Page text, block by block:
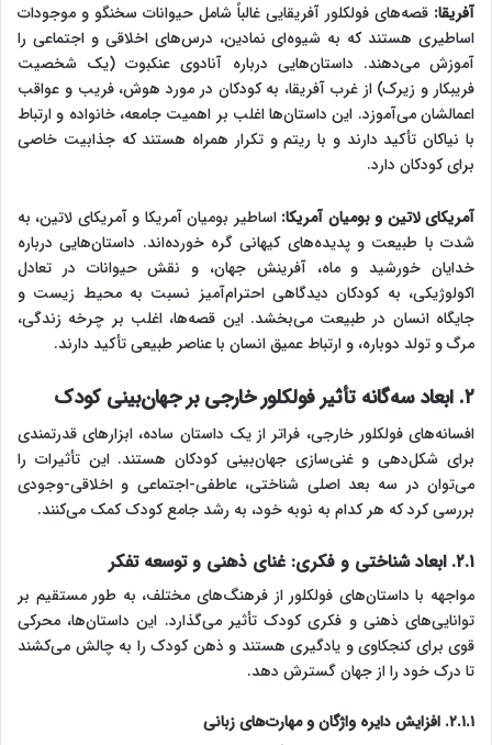
آفریقا: قصه‌های فولکلور آفریقایی غالباً شامل حیوانات سخنگو و موجودات
اساطیری هستند که به شیوه‌ای نمادین، درس‌های اخلاقی و اجتماعی را
آموزش می‌دهند. داستان‌هایی درباره آنادوی عنکبوت (یک شخصیت
فریبکار و زیرک) از غرب آفریقا، به کودکان در مورد هوش، فریب و عواقب
اعمالشان می‌آموزد. این داستان‌ها اغلب بر اهمیت جامعه، خانواده و ارتباط
با نیاکان تأکید دارند و با ریتم و تکرار همراه هستند که جذابیت خاصی
برای کودکان دارد.
آمریکای لاتین و بومیان آمریکا: اساطیر بومیان آمریکا و آمریکای لاتین، به
شدت با طبیعت و پدیده‌های کیهانی گره خورده‌اند. داستان‌هایی درباره
خدایان خورشید و ماه، آفرینش جهان، و نقش حیوانات در تعادل
اکولوژیکی، به کودکان دیدگاهی احترام‌آمیز نسبت به محیط زیست و
جایگاه انسان در طبیعت می‌بخشد. این قصه‌ها، اغلب بر چرخه زندگی،
مرگ و تولد دوباره، و ارتباط عمیق انسان با عناصر طبیعی تأکید دارند.
۲. ابعاد سه‌گانه تأثیر فولکلور خارجی بر جهان‌بینی کودک
افسانه‌های فولکلور خارجی، فراتر از یک داستان ساده، ابزارهای قدرتمندی
برای شکل‌دهی و غنی‌سازی جهان‌بینی کودکان هستند. این تأثیرات را
می‌توان در سه بعد اصلی شناختی، عاطفی-اجتماعی و اخلاقی-وجودی
بررسی کرد که هر کدام به نوبه خود، به رشد جامع کودک کمک می‌کنند.
۲.۱. ابعاد شناختی و فکری: غنای ذهنی و توسعه تفکر
مواجهه با داستان‌های فولکلور از فرهنگ‌های مختلف، به طور مستقیم بر
توانایی‌های ذهنی و فکری کودک تأثیر می‌گذارد. این داستان‌ها، محرکی
قوی برای کنجکاوی و یادگیری هستند و ذهن کودک را به چالش می‌کشند
تا درک خود را از جهان گسترش دهد.
۲.۱.۱. افزایش دایره واژگان و مهارت‌های زبانی